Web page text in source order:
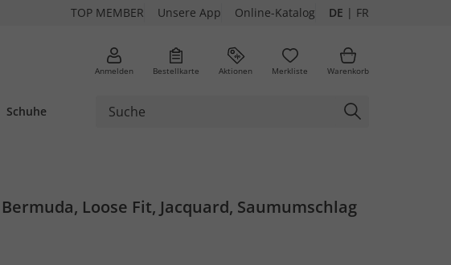
TOP MEMBER Unsere App Online-Katalog DE | FR
Anmelden Bestellkarte Aktionen Merkliste Warenkorb
Schuhe
Bermuda, Loose Fit, Jacquard, Saumumschlag